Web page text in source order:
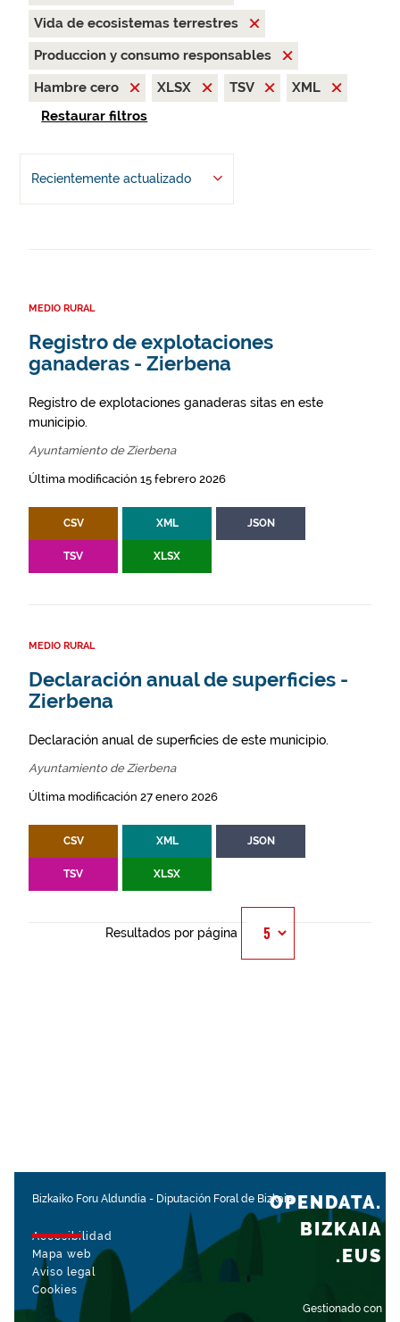
Vida de ecosistemas terrestres
Produccion y consumo responsables
Hambre cero
XLSX TSV
XML
Restaurar filtros
Recientemente actualizado
MEDIO RURAL
Registro de explotaciones
ganaderas - Zierbena
Registro de explotaciones ganaderas sitas en este
municipio.
Ayuntamiento de Zierbena
Última modificación 15 febrero 2026
CSV XML JSON
TSV XLSX
MEDIO RURAL
Declaración anual de superficies -
Zierbena
Declaración anual de superficies de este municipio.
Ayuntamiento de Zierbena
Última modificación 27 enero 2026
CSV XML JSON
TSV XLSX
Resultados por página
Bizkaiko Foru Aldundia - Diputación Foral de Bizkaia
Accesibilidad
Mapa web
Aviso legal
Cookies
Gestionado con
OPENDATA.
BIZKAIA
.EUS